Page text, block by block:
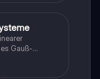
vertiefen
Gauß-
Diese
zur